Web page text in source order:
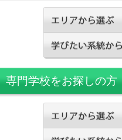
専門学校をお探しの方